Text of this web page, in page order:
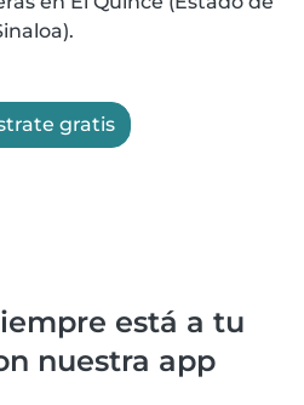
gratis
está a tu
nuestra app